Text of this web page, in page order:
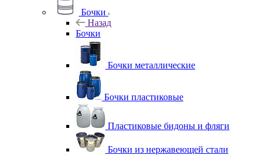
Бочки
Назад
Бочки
Бочки металлические
Бочки пластиковые
Пластиковые бидоны и фляги
Бочки из нержавеющей стали